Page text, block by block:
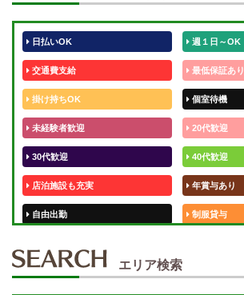
日払いOK 週１日～OK
交通費支給 最低保証あり
掛け持ちOK 個室待機
未経験者歓迎 20代歓迎
30代歓迎 40代歓迎
店泊施設も充実 年賞与あり
自由出勤 制服貸与
エリア検索